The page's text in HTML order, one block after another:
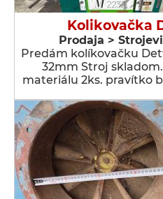
Kolikovačka
Prodaja >
Predám kolíkovačku
32mm Stroj
materiálu 2ks. pravítko